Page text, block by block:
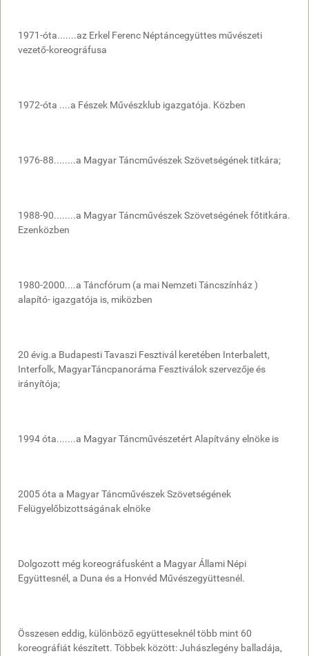
1971-óta.......az Erkel Ferenc Néptáncegyüttes művészeti
vezető-koreográfusa
1972-óta ....a Fészek Művészklub igazgatója. Közben
1976-88........a Magyar Táncművészek Szövetségének titkára;
1988-90........a Magyar Táncművészek Szövetségének főtitkára.
Ezenközben
1980-2000....a Táncfórum (a mai Nemzeti Táncszínház )
alapító- igazgatója is, miközben
20 évig.a Budapesti Tavaszi Fesztivál keretében Interbalett,
Interfolk, MagyarTáncpanoráma Fesztiválok szervezője és
irányítója;
1994 óta.......a Magyar Táncművészetért Alapítvány elnöke is
2005 óta a Magyar Táncművészek Szövetségének
Felügyelőbizottságának elnöke
Dolgozott még koreográfusként a Magyar Állami Népi
Együttesnél, a Duna és a Honvéd Művészegyüttesnél.
Összesen eddig, különböző együtteseknél több mint 60
koreográfiát készített. Többek között: Juhászlegény balladája,